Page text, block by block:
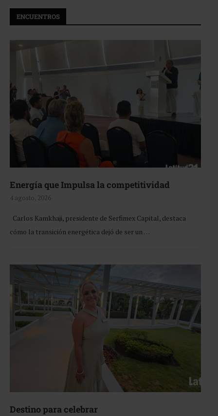
ENCUENTROS
Energía que Impulsa la competitividad
4 agosto, 2026
Carlos Kamkhaji, presidente de Serfimex Capital, destaca
cómo la transición energética dejó de ser un …
Destino para celebrar